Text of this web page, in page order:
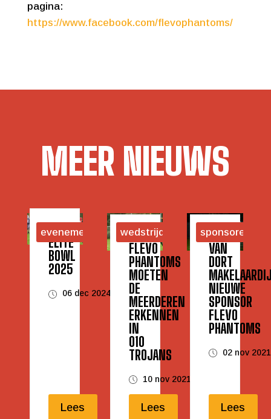
pagina:
https://www.facebook.com/flevophantoms/
MEER NIEUWS
evenementen
ELITE
BOWL
2025
06 dec 2024
Lees
wedstrijden
FLEVO
PHANTOMS
MOETEN
DE
MEERDEREN
ERKENNEN
IN
010
TROJANS
10 nov 2021
Lees
sponsoren
VAN
DORT
NIEUWE
SPONSOR
FLEVO
PHANTOMS
02 nov 2021
Lees